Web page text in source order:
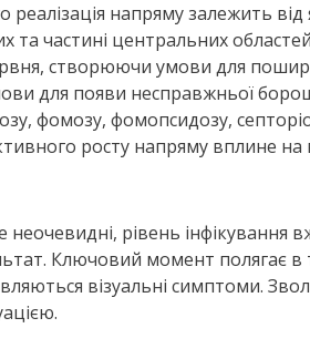
напряму залежить від
частині центральних
створюючи умови для
для появи несправжньої
фомозу, фомопсидозу,
росту напряму вплине на
рівень інфікування
Ключовий момент полягає в
візуальні симптоми.